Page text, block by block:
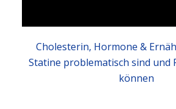
Cholesterin, Hormone &
Statine problematisch sind und
können